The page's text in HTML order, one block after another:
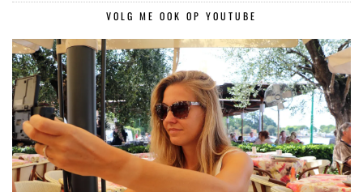
VOLG ME OOK OP YOUTUBE